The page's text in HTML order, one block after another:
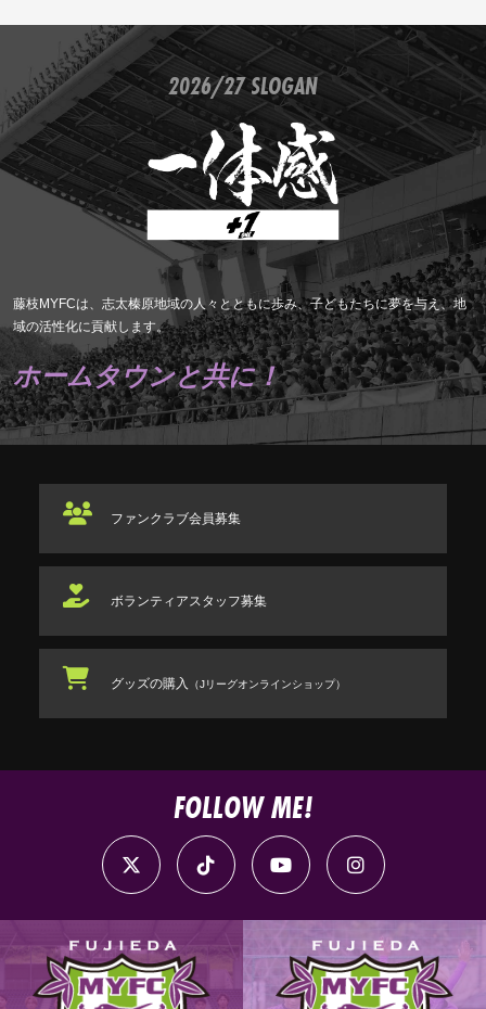
2026/27 SLOGAN
藤枝MYFCは、志太榛原地域の人々とともに歩み、子どもたちに夢を与え、地
域の活性化に貢献します。
ホームタウンと共に！
ファンクラブ会員募集
ボランティアスタッフ募集
グッズの購入 （Jリーグオンラインショップ）
FOLLOW ME!